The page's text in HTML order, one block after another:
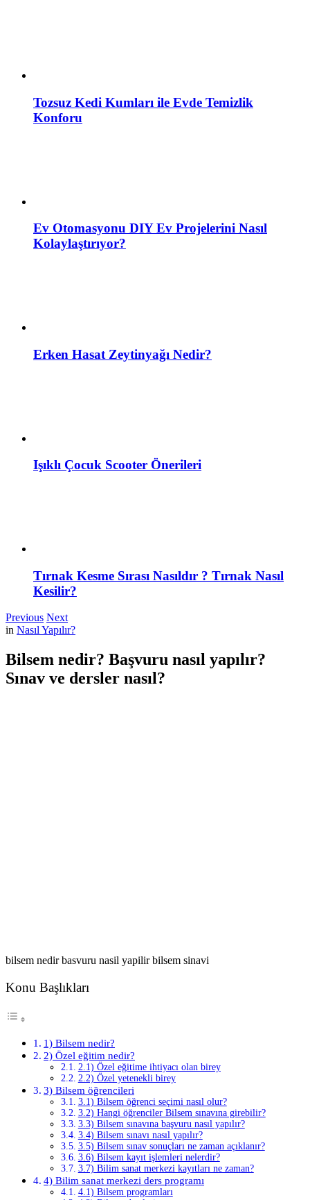
Tozsuz Kedi Kumları ile Evde Temizlik
Konforu
Ev Otomasyonu DIY Ev Projelerini Nasıl
Kolaylaştırıyor?
Erken Hasat Zeytinyağı Nedir?
Işıklı Çocuk Scooter Önerileri
Tırnak Kesme Sırası Nasıldır ? Tırnak Nasıl
Kesilir?
Previous Next
in Nasıl Yapılır?
Bilsem nedir? Başvuru nasıl yapılır?
Sınav ve dersler nasıl?
bilsem nedir basvuru nasil yapilir bilsem sinavi
Konu Başlıkları
1) Bilsem nedir?
2) Özel eğitim nedir?
2.1) Özel eğitime ihtiyacı olan birey
2.2) Özel yetenekli birey
3) Bilsem öğrencileri
3.1) Bilsem öğrenci seçimi nasıl olur?
3.2) Hangi öğrenciler Bilsem sınavına girebilir?
3.3) Bilsem sınavına başvuru nasıl yapılır?
3.4) Bilsem sınavı nasıl yapılır?
3.5) Bilsem sınav sonuçları ne zaman açıklanır?
3.6) Bilsem kayıt işlemleri nelerdir?
3.7) Bilim sanat merkezi kayıtları ne zaman?
4) Bilim sanat merkezi ders programı
4.1) Bilsem programları